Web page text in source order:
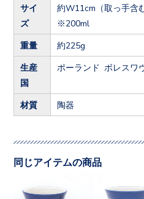
サイ
ズ
約W11cm（取っ手含
※200ml
重量 約225g
生産
国
ポーランド ボレスワ
材質 陶器
同じアイテムの商品